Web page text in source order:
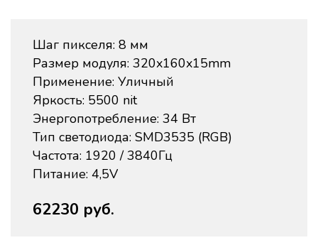
Шаг пикселя: 8 мм
Размер модуля: 320x160x15mm
Применение: Уличный
Яркость: 5500 nit
Энергопотребление: 34 Вт
Тип светодиода: SMD3535 (RGB)
Частота: 1920 / 3840Гц
Питание: 4,5V
62230 руб.